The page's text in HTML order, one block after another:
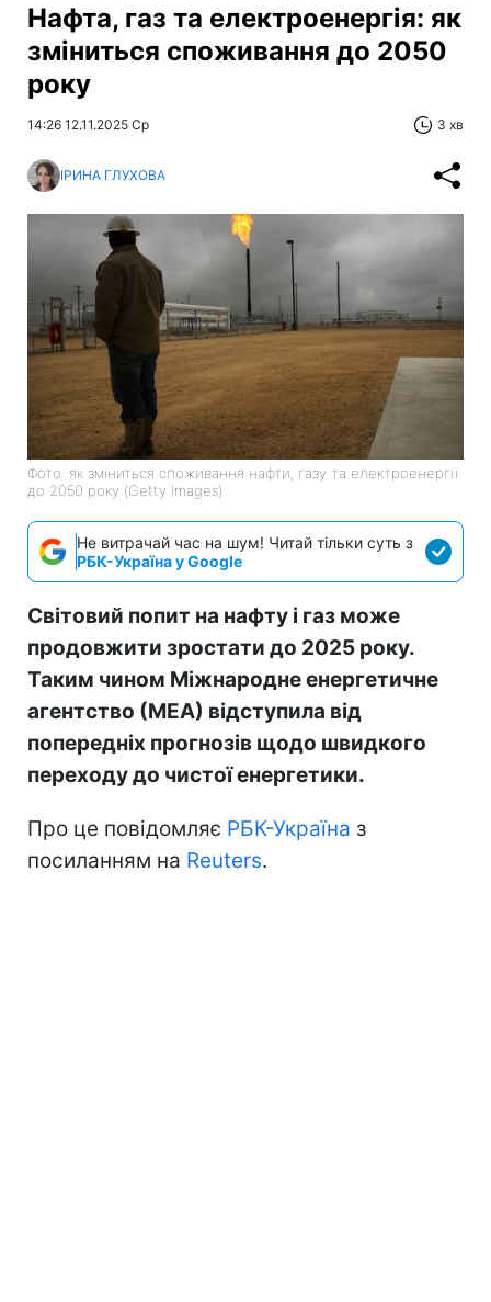
Нафта, газ та електроенергія: як
зміниться споживання до 2050
року
14:26 12.11.2025 Ср 3 хв
ІРИНА ГЛУХОВА
Фото: як зміниться споживання нафти, газу та електроенергії
до 2050 року (Getty Images)
Не витрачай час на шум! Читай тільки суть з
РБК-Україна у Google
Світовий попит на нафту і газ може
продовжити зростати до 2025 року.
Таким чином Міжнародне енергетичне
агентство (МЕА) відступила від
попередніх прогнозів щодо швидкого
переходу до чистої енергетики.
Про це повідомляє РБК-Україна з
посиланням на Reuters.